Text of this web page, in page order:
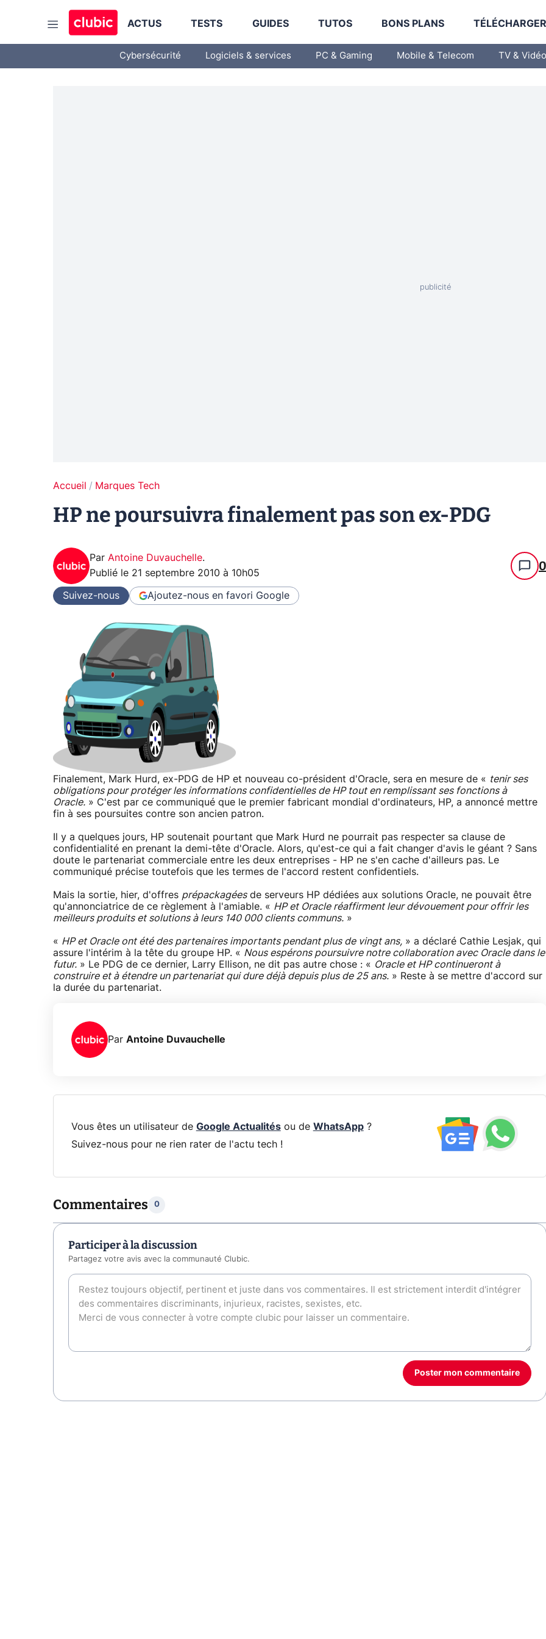
ACTUS TESTS GUIDES TUTOS BONS PLANS
Cybersécurité Logiciels & services PC & Gaming Mobile & Telecom TV & Vidéo
Accueil Marques Tech
HP ne poursuivra finalement pas son ex-PDG
Par Antoine Duvauchelle.
Publié le 21 septembre 2010 à 10h05 0
Suivez-nous Ajoutez-nous en favori Google
Finalement, Mark Hurd, ex-PDG de HP et nouveau co-président d'Oracle, sera en mesure de « tenir ses
obligations pour protéger les informations confidentielles de HP tout en remplissant ses fonctions à
Oracle. » C'est par ce communiqué que le premier fabricant mondial d'ordinateurs, HP, a annoncé mettre
fin à ses poursuites contre son ancien patron.
Il y a quelques jours, HP soutenait pourtant que Mark Hurd ne pourrait pas respecter sa clause de
confidentialité en prenant la demi-tête d'Oracle. Alors, qu'est-ce qui a fait changer d'avis le géant ? Sans
doute le partenariat commerciale entre les deux entreprises - HP ne s'en cache d'ailleurs pas. Le
communiqué précise toutefois que les termes de l'accord restent confidentiels.
Mais la sortie, hier, d'offres prépackagéesde serveurs HP dédiées aux solutions Oracle, ne pouvait être
qu'annonciatrice de ce règlement à l'amiable. « HP et Oracle réaffirment leur dévouement pour offrir les
meilleurs produits et solutions à leurs 140 000 clients communs. »
« HP et Oracle ont été des partenaires importants pendant plus de vingt ans, » a déclaré Cathie Lesjak, qui
assure l'intérim à la tête du groupe HP. « Nous espérons poursuivre notre collaboration avec Oracle dans le
futur. » Le PDG de ce dernier, Larry Ellison, ne dit pas autre chose : « Oracle et HP continueront à
construire et à étendre un partenariat qui dure déjà depuis plus de 25 ans. » Reste à se mettre d'accord sur
la durée du partenariat.
Par Antoine Duvauchelle
Vous êtes un utilisateur de Google Actualitésou de WhatsApp?
Suivez-nous pour ne rien rater de l'actu tech !
Commentaires 0
Participer à la discussion
Partagez votre avis avec la communauté Clubic.
Poster mon commentaire